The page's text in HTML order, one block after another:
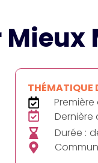
Mieux
THÉMATIQUE
Dernière
Durée :